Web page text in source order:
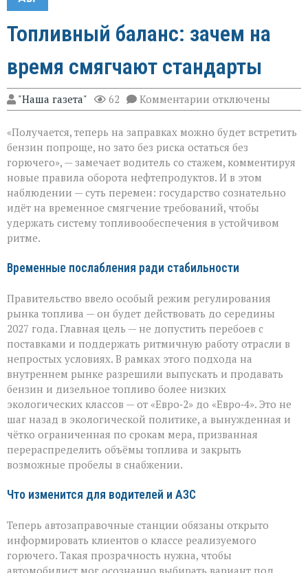
Топливный баланс: зачем на
время смягчают стандарты
"Наша газета" 62 Комментарии к
записи
баланс:
зачем
время
смягчают
стандарты
отключены
«Получается, теперь на заправках можно будет встретить
бензин попроще, но зато без риска остаться без
горючего», — замечает водитель со стажем, комментируя
новые правила оборота нефтепродуктов. И в этом
наблюдении — суть перемен: государство сознательно
идёт на временное смягчение требований, чтобы
удержать систему топливообеспечения в устойчивом
ритме.
Временные послабления ради стабильности
Правительство ввело особый режим регулирования
рынка топлива — он будет действовать до середины
2027 года. Главная цель — не допустить перебоев с
поставками и поддержать ритмичную работу отрасли в
непростых условиях. В рамках этого подхода на
внутреннем рынке разрешили выпускать и продавать
бензин и дизельное топливо более низких
экологических классов — от «Евро‑2» до «Евро‑4». Это не
шаг назад в экологической политике, а вынужденная и
чётко ограниченная по срокам мера, призванная
перераспределить объёмы топлива и закрыть
возможные пробелы в снабжении.
Что изменится для водителей и АЗС
Теперь автозаправочные станции обязаны открыто
информировать клиентов о классе реализуемого
горючего. Такая прозрачность нужна, чтобы